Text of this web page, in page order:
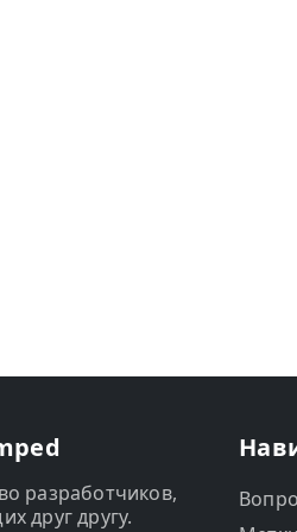
разработчиков,
друг другу.